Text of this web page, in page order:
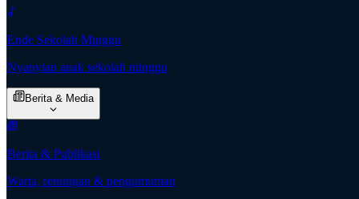
Ende Sekolah Minggu
Nyanyian anak sekolah minggu
Berita & Media
Berita & Publikasi
Warta, renungan & pengumuman